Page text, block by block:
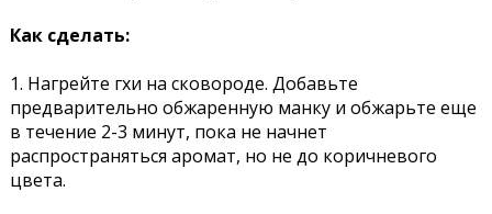
Как сделать:
1. Нагрейте гхи на сковороде. Добавьте
предварительно обжаренную манку и обжарьте еще
в течение 2-3 минут, пока не начнет
распространяться аромат, но не до коричневого
цвета.